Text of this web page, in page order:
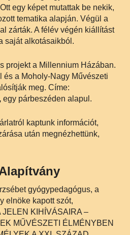
egy képet mutattak be nekik,
tematika alapján. Végül a
zárták. A félév végén kiállítást
saját alkotásaikból.
projekt a Millennium Házában.
és a Moholy-Nagy Művészeti
meg. Címe:
egy párbeszéden alapul.
kaptunk információt,
után megnézhettünk,
gyógypedagógus, a
elnöke kapott szót,
JELEN KIHÍVÁSAIRA –
MŰVÉSZETI ÉLMÉNYBEN